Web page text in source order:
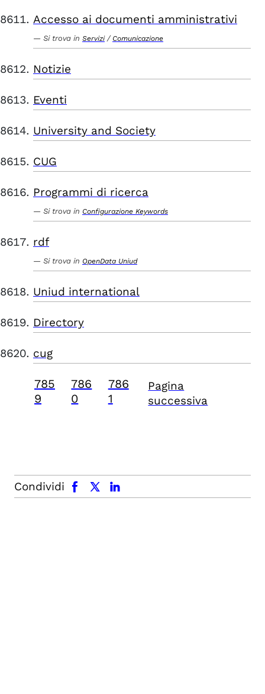
Accesso ai documenti amministrativi
Si trova in Servizi / Comunicazione
Notizie
Eventi
University and Society
CUG
Programmi di ricerca
Si trova in Configurazione Keywords
rdf
Si trova in OpenData Uniud
Uniud international
Directory
cug
785
9
786
0
786
1
Pagina
successiva
Condividi
facebook x.com linkedin